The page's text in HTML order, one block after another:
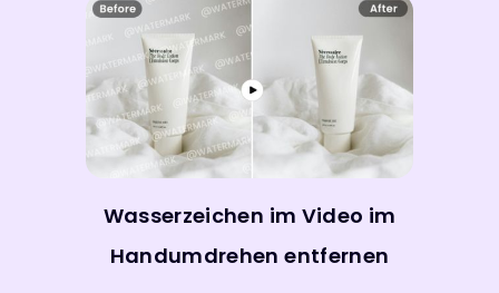
Wasserzeichen im Video im
Handumdrehen entfernen